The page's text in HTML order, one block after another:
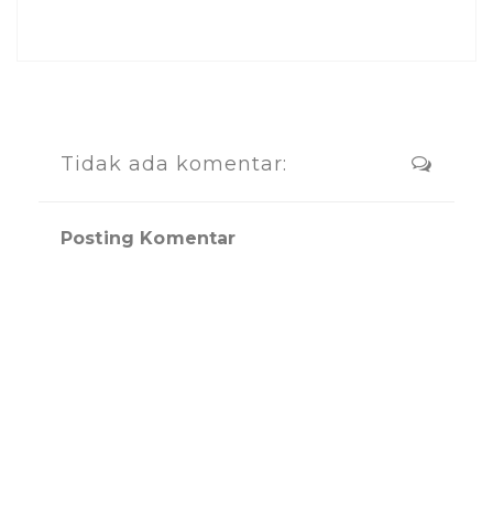
Tidak ada komentar:
Posting Komentar